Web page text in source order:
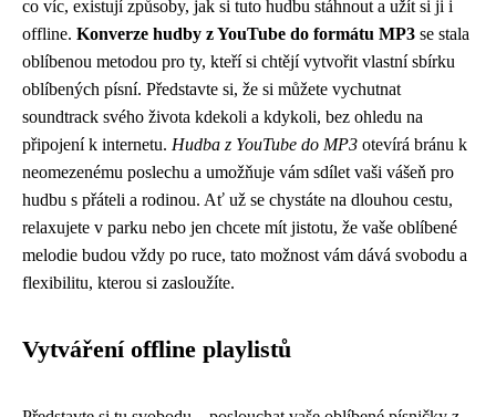
co víc, existují způsoby, jak si tuto hudbu stáhnout a užít si ji i
offline. Konverze hudby z YouTube do formátu MP3 se stala
oblíbenou metodou pro ty, kteří si chtějí vytvořit vlastní sbírku
oblíbených písní. Představte si, že si můžete vychutnat
soundtrack svého života kdekoli a kdykoli, bez ohledu na
připojení k internetu. Hudba z YouTube do MP3 otevírá bránu k
neomezenému poslechu a umožňuje vám sdílet vaši vášeň pro
hudbu s přáteli a rodinou. Ať už se chystáte na dlouhou cestu,
relaxujete v parku nebo jen chcete mít jistotu, že vaše oblíbené
melodie budou vždy po ruce, tato možnost vám dává svobodu a
flexibilitu, kterou si zasloužíte.
Vytváření offline playlistů